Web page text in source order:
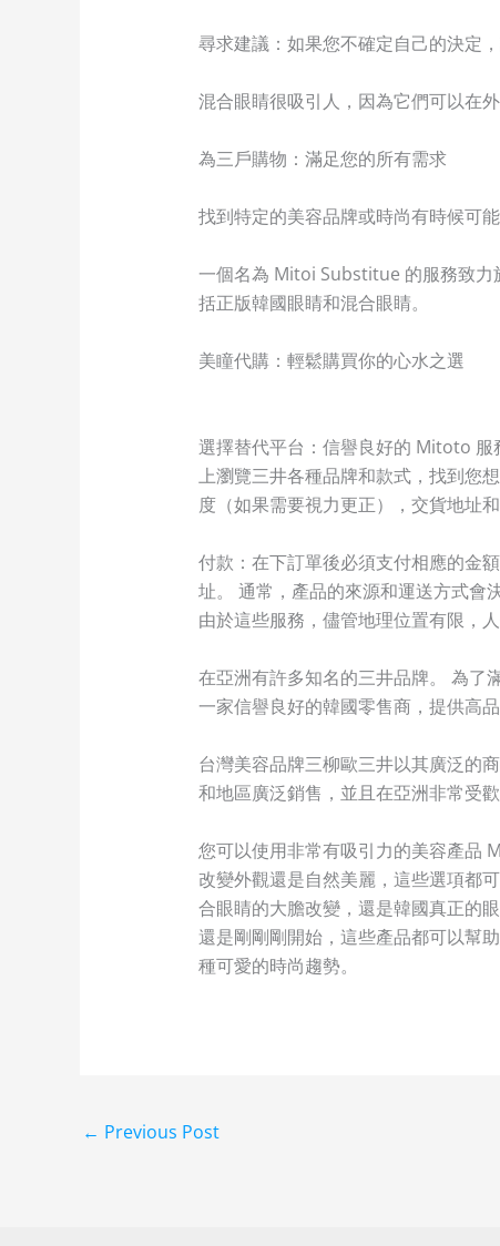
尋求建議：如果您不確定自己的決定
混合眼睛很吸引人，因為它們可以在
為三戶購物：滿足您的所有需求
找到特定的美容品牌或時尚有時候可
一個名為 Mitoi Substitue 的服務致力
括正版韓國眼睛和混合眼睛。
美瞳代購：輕鬆購買你的心水之選
選擇替代平台：信譽良好的 Mitoto 服
上瀏覽三井各種品牌和款式，找到您
度（如果需要視力更正），交貨地址和
付款：在下訂單後必須支付相應的金
址。 通常，產品的來源和運送方式會
由於這些服務，儘管地理位置有限，
在亞洲有許多知名的三井品牌。 為了
一家信譽良好的韓國零售商，提供高
台灣美容品牌三柳歐三井以其廣泛的
和地區廣泛銷售，並且在亞洲非常受歡
您可以使用非常有吸引力的美容產品
改變外觀還是自然美麗，這些選項都
合眼睛的大膽改變，還是韓國真正的
還是剛剛剛開始，這些產品都可以幫
種可愛的時尚趨勢。
← Previous Post